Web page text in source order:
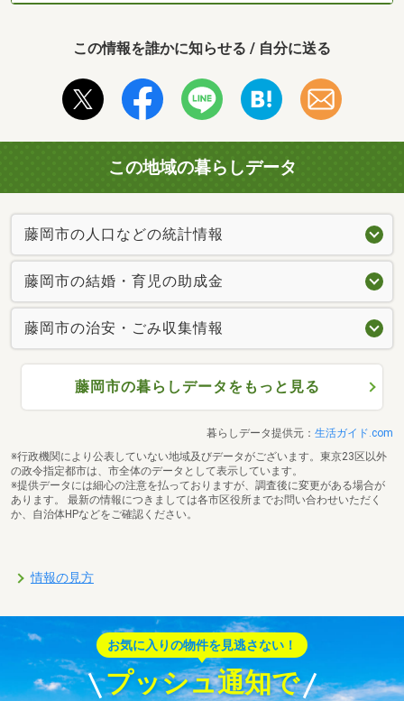
この情報を誰かに知らせる / 自分に送る
この地域の暮らしデータ
藤岡市の人口などの統計情報
藤岡市の結婚・育児の助成金
藤岡市の治安・ごみ収集情報
藤岡市の暮らしデータをもっと見る
暮らしデータ提供元： 生活ガイド.com
※行政機関により公表していない地域及びデータがございます。東京23区以外
の政令指定都市は、市全体のデータとして表示しています。
※提供データには細心の注意を払っておりますが、調査後に変更がある場合が
あります。 最新の情報につきましては各市区役所までお問い合わせいただく
か、自治体HPなどをご確認ください。
情報の見方
お気に入りの物件を見逃さない！
プッシュ通知で